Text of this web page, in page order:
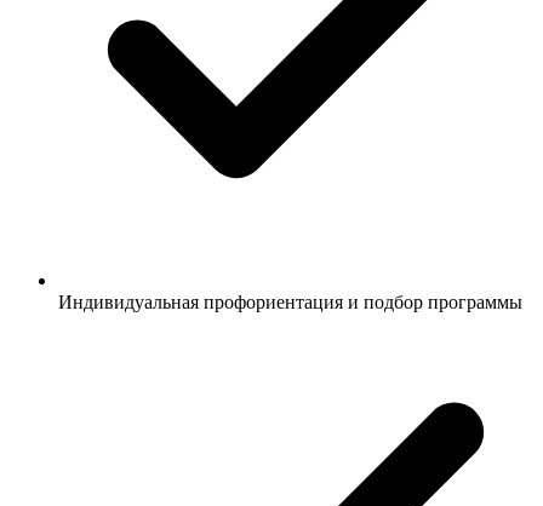
Индивидуальная профориентация и подбор программы